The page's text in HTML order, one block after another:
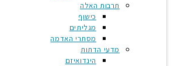
תרבות האלה
כישוף
מגליתים
מסתרי האדמה
מדעי הדתות
הינדואיזם